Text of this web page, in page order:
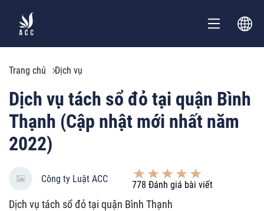
Trang chủ Dịch vụ
Dịch vụ tách sổ đỏ tại quận Bình
Thạnh (Cập nhật mới nhất năm
2022)
Công ty Luật ACC
778 Đánh giá bài viết
Dịch vụ tách sổ đỏ tại quận Bình Thạnh